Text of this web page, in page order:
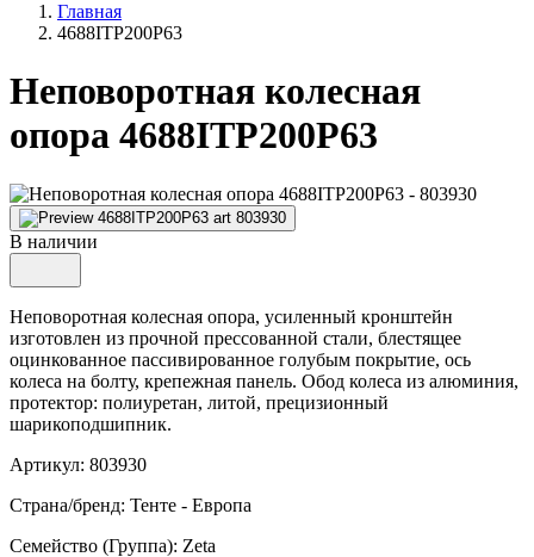
Главная
4688ITP200P63
Неповоротная колесная
опора 4688ITP200P63
В наличии
Неповоротная колесная опора, усиленный кронштейн
изготовлен из прочной прессованной стали, блестящее
оцинкованное пассивированное голубым покрытие, ось
колеса на болту, крепежная панель. Обод колеса из алюминия,
протектор: полиуретан, литой, прецизионный
шарикоподшипник.
Артикул: 803930
Страна/бренд: Тенте - Европа
Семейство (Группа): Zeta